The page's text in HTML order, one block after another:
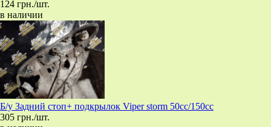
124 грн./шт.
в наличии
Б/у Задний стоп+ подкрылок Viper storm 50cc/150cc
305 грн./шт.